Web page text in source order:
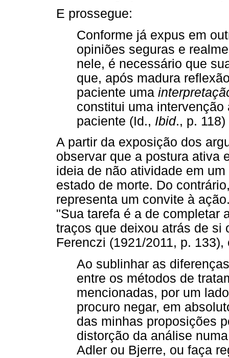
E prossegue:
Conforme já expus em
opiniões seguras e
nele, é necessário que
que, após madura
paciente uma
constitui uma
paciente (Id., Ibid., p. 118)
A partir da exposição dos
observar que a postura ativa
ideia de não atividade em
estado de morte. Do
representa um convite à
"Sua tarefa é a de completar
traços que deixou atrás de
Ferenczi (1921/2011, p.
Ao sublinhar as
entre os métodos de
mencionadas, por um
procuro negar, em
das minhas proposições
distorção da análise
Adler ou Bjerre, ou faça